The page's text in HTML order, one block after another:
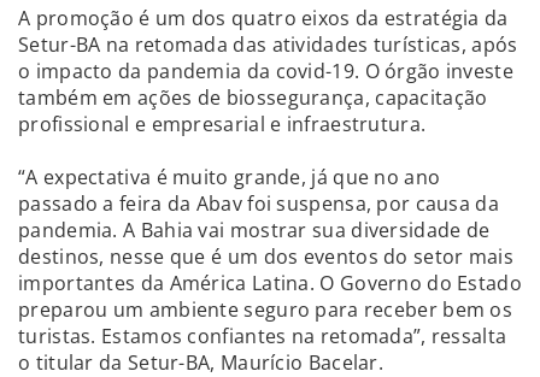
A promoção é um dos quatro eixos da estratégia da
Setur-BA na retomada das atividades turísticas, após
o impacto da pandemia da covid-19. O órgão investe
também em ações de biossegurança, capacitação
profissional e empresarial e infraestrutura.
“A expectativa é muito grande, já que no ano
passado a feira da Abav foi suspensa, por causa da
pandemia. A Bahia vai mostrar sua diversidade de
destinos, nesse que é um dos eventos do setor mais
importantes da América Latina. O Governo do Estado
preparou um ambiente seguro para receber bem os
turistas. Estamos confiantes na retomada”, ressalta
o titular da Setur-BA, Maurício Bacelar.